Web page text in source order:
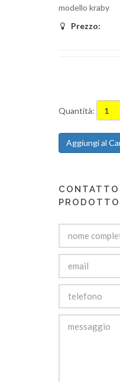
modello kraby
Prezzo:
Quantità:
Aggiungi al
PRODOTTO